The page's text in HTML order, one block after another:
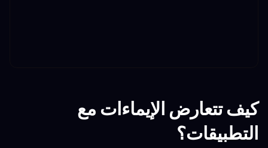
كيف تتعارض الإيماءات مع
التطبيقات؟